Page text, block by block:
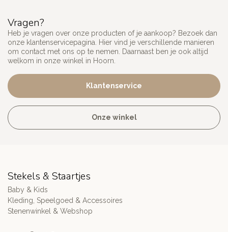
Vragen?
Heb je vragen over onze producten of je aankoop? Bezoek dan
onze klantenservicepagina. Hier vind je verschillende manieren
om contact met ons op te nemen. Daarnaast ben je ook altijd
welkom in onze winkel in Hoorn.
Klantenservice
Onze winkel
Stekels & Staartjes
Baby & Kids
Kleding, Speelgoed & Accessoires
Stenenwinkel & Webshop